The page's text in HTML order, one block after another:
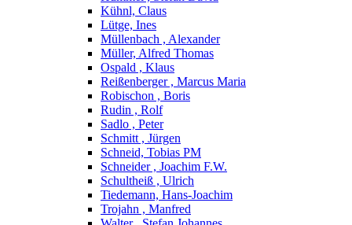
Kühnl, Claus
Lütge, Ines
Müllenbach , Alexander
Müller, Alfred Thomas
Ospald , Klaus
Reißenberger , Marcus Maria
Robischon , Boris
Rudin , Rolf
Sadlo , Peter
Schmitt , Jürgen
Schneid, Tobias PM
Schneider , Joachim F.W.
Schultheiß , Ulrich
Tiedemann, Hans-Joachim
Trojahn , Manfred